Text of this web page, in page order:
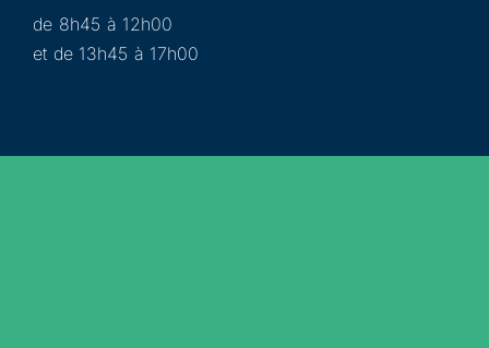
de 8h45 à 12h00
et de 13h45 à 17h00